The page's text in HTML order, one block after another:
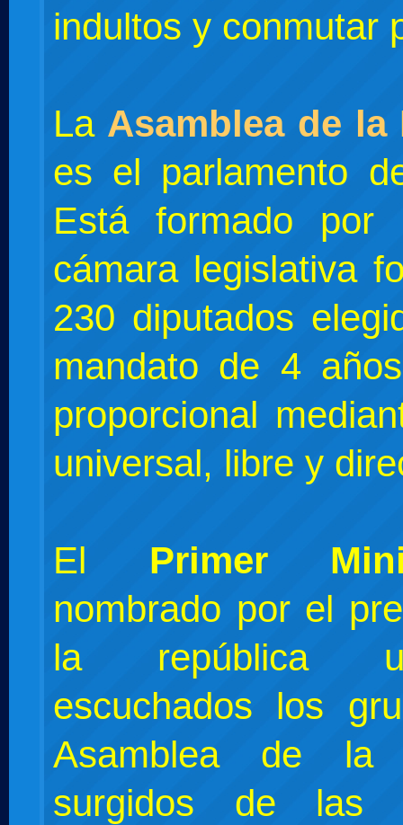
indultos y conmutar
La Asamblea de la
es el parlamento
Está formado por
cámara legislativa
230 diputados
mandato de 4
proporcional
universal, libre y
El Primer
nombrado por el
la república
escuchados los
Asamblea de la
surgidos de las